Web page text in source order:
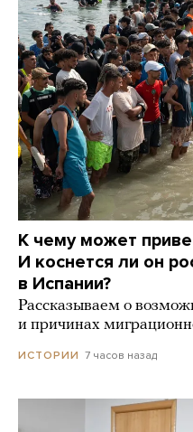
К чему может
И коснется ли он
в Испании?
Рассказываем о
и причинах
ИСТОРИИ 7 часов назад